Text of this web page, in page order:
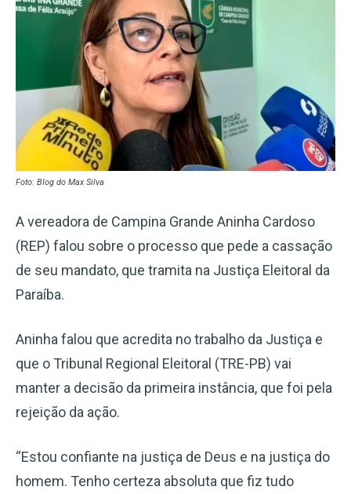
Foto: Blog do Max Silva
A vereadora de Campina Grande Aninha Cardoso
(REP) falou sobre o processo que pede a cassação
de seu mandato, que tramita na Justiça Eleitoral da
Paraíba.
Aninha falou que acredita no trabalho da Justiça e
que o Tribunal Regional Eleitoral (TRE-PB) vai
manter a decisão da primeira instância, que foi pela
rejeição da ação.
“Estou confiante na justiça de Deus e na justiça do
homem. Tenho certeza absoluta que fiz tudo